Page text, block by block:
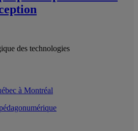
des technologies
à Montréal